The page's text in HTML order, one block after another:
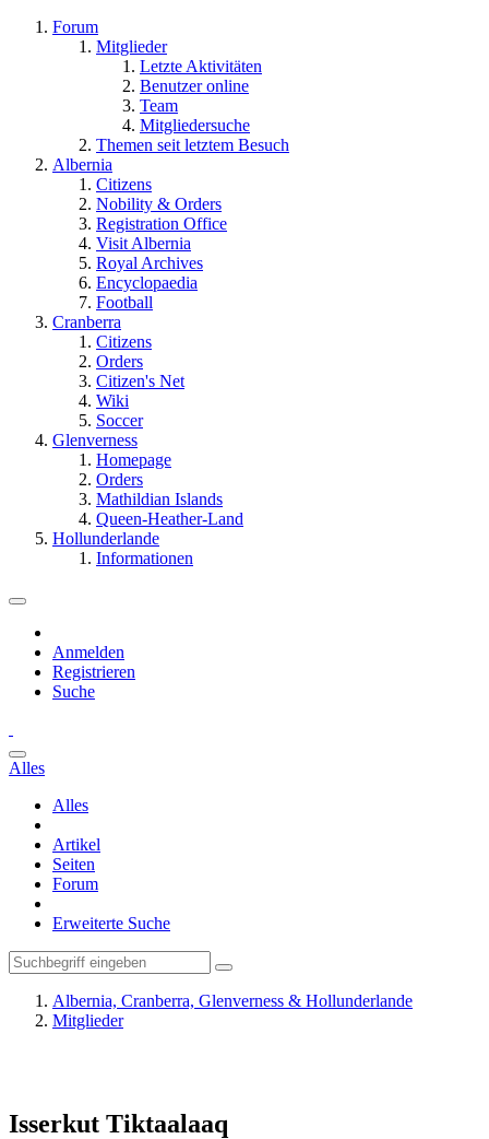
Forum
Mitglieder
Letzte Aktivitäten
Benutzer online
Team
Mitgliedersuche
Themen seit letztem Besuch
Albernia
Citizens
Nobility & Orders
Registration Office
Visit Albernia
Royal Archives
Encyclopaedia
Football
Cranberra
Citizens
Orders
Citizen's Net
Wiki
Soccer
Glenverness
Homepage
Orders
Mathildian Islands
Queen-Heather-Land
Hollunderlande
Informationen
Anmelden
Registrieren
Suche
Alles
Alles
Artikel
Seiten
Forum
Erweiterte Suche
Albernia, Cranberra, Glenverness & Hollunderlande
Mitglieder
Isserkut Tiktaalaaq